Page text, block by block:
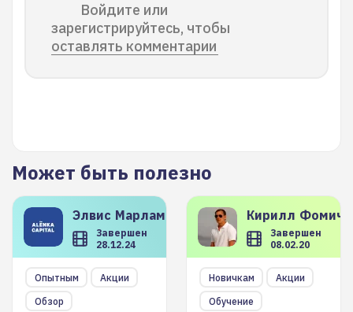
Войдите или
зарегистрируйтесь, чтобы
оставлять комментарии
Может быть полезно
Элвис Марламов
Завершен
28.12.24
Опытным
Акции
Обзор
Кирилл
Завершен
08.02.20
Новичкам
Акции
Обучение